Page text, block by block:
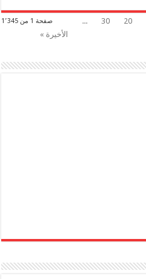
صفحة 1 من 1٬345 20
30
...
الأخيرة »